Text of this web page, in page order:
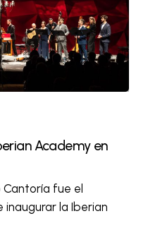
Academy en
fue el
la Iberian